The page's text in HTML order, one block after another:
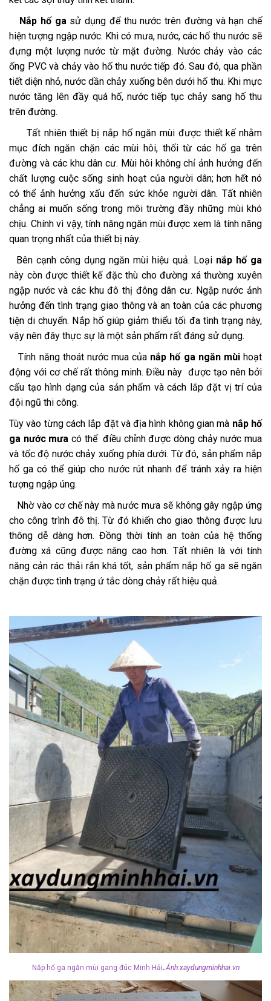
Nắp hố ga sử dụng để thu nước trên đường và hạn chế
hiện tượng ngập nước. Khi có mưa, nước, các hố thu nước sẽ
đựng một lượng nước từ mặt đường. Nước chảy vào các
ống PVC và chảy vào hố thu nước tiếp đó. Sau đó, qua phần
tiết diện nhỏ, nước dần chảy xuống bên dưới hố thu. Khi mực
nước tăng lên đầy quá hố, nước tiếp tục chảy sang hố thu
trên đường.
Tất nhiên thiết bị nắp hố ngăn mùi được thiết kế nhằm
mục đích ngăn chặn các mùi hôi, thối từ các hố ga trên
đường và các khu dân cư. Mùi hôi không chỉ ảnh hưởng đến
chất lượng cuộc sống sinh hoạt của người dân; hơn hết nó
có thể ảnh hưởng xấu đến sức khỏe người dân. Tất nhiên
chẳng ai muốn sống trong môi trường đầy những mùi khó
chịu. Chính vì vậy, tính năng ngăn mùi được xem là tính năng
quan trọng nhất của thiết bị này.
Bên cạnh công dụng ngăn mùi hiệu quả. Loại nắp hố ga
này còn được thiết kế đặc thù cho đường xá thường xuyên
ngập nước và các khu đô thị đông dân cư. Ngập nước ảnh
hưởng đến tình trạng giao thông và an toàn của các phương
tiện di chuyển. Nắp hố giúp giảm thiểu tối đa tình trạng này,
vậy nên đây thực sự là một sản phẩm rất đáng sử dụng.
Tính năng thoát nước mua của nắp hố ga ngăn mùihoạt
động với cơ chế rất thông minh. Điều này được tạo nên bởi
cấu tạo hình dạng của sản phẩm và cách lắp đặt vị trí của
đội ngũ thi công.
Tùy vào từng cách lắp đặt và địa hình không gian mà nắp hố
ga nước mưa có thể điều chỉnh được dòng chảy nước mua
và tốc độ nước chảy xuống phía dưới. Từ đó, sản phẩm nắp
hố ga có thể giúp cho nước rút nhanh để tránh xảy ra hiện
tượng ngập úng.
Nhờ vào cơ chế này mà nước mưa sẽ không gây ngập ứng
cho công trình đô thị. Từ đó khiến cho giao thông được lưu
thông dễ dàng hơn. Đồng thời tính an toàn của hệ thống
đường xá cũng được nâng cao hơn. Tất nhiên là với tính
năng cản rác thải rắn khá tốt, sản phẩm nắp hố ga sẽ ngăn
chặn được tình trạng ứ tắc dòng chảy rất hiệu quả.
Nắp hố ga ngăn mùi gang đúc Minh Hải.Ảnh:xaydungminhhai.vn